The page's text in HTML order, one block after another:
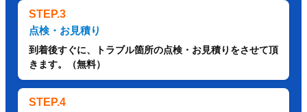
STEP.3
点検・お見積り
到着後すぐに、トラブル箇所の点検・お見積りをさせて頂
きます。（無料）
STEP.4